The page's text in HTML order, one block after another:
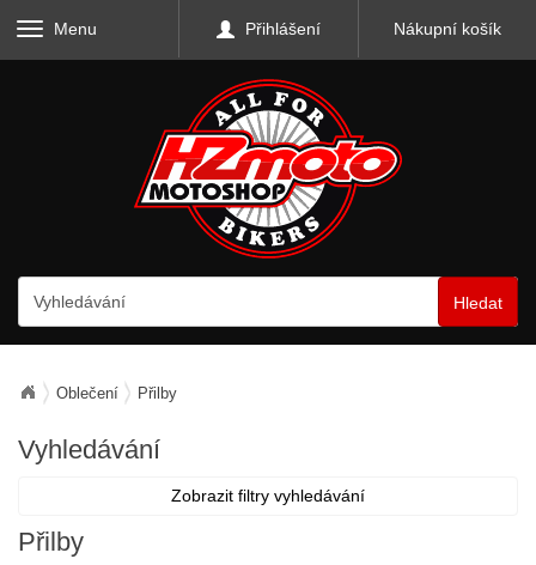
Menu Přihlášení Nákupní košík
Hledat
Oblečení Přilby
Vyhledávání
Zobrazit filtry vyhledávání
Přilby